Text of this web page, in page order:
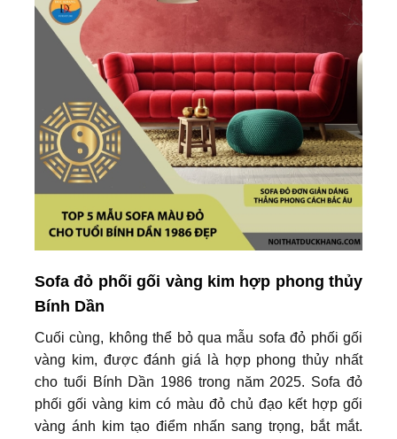
Sofa đỏ phối gối vàng kim hợp phong thủy
Bính Dần
Cuối cùng, không thể bỏ qua mẫu sofa đỏ phối gối
vàng kim, được đánh giá là hợp phong thủy nhất
cho tuổi Bính Dần 1986 trong năm 2025. Sofa đỏ
phối gối vàng kim có màu đỏ chủ đạo kết hợp gối
vàng ánh kim tạo điểm nhấn sang trọng, bắt mắt.